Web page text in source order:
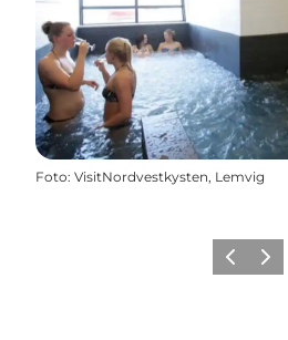
Foto: VisitNordvestkysten, Lemvig
ZurückWeiter